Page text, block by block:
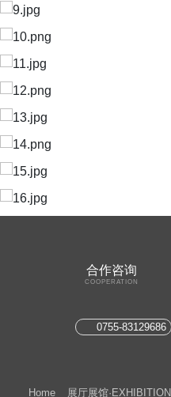
合作咨询
COOPERATION
0755-83129686
Home 展厅展馆·EXHIBITION